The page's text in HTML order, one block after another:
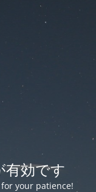
有効です
your patience!